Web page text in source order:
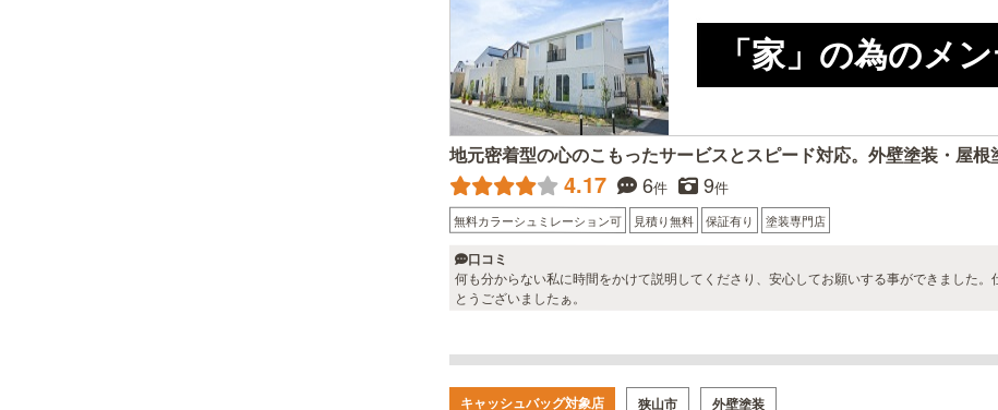
「家」の為のメ
地元密着型の心のこもったサービスとスピード対応。外壁塗装・屋根
4.17 6件 9件
無料カラーシュミレーション可 見積り無料 保証有り 塗装専門店
口コミ
何も分からない私に時間をかけて説明してくださり、安心してお願いする事ができました
とうございましたぁ。
キャッシュバッグ対象店 狭山市 外壁塗装